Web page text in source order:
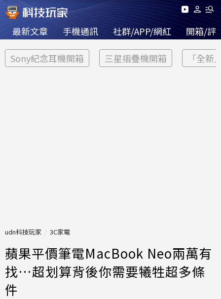
最新文章 手機通訊 社群/APP/網紅 開箱/評
Sony紀念耳機開箱 三星摺疊機開箱 「全新
udn科技玩家 3C家電
蘋果平價筆電MacBook Neo兩萬有
找…超划算背後你需要犧牲超多條
件